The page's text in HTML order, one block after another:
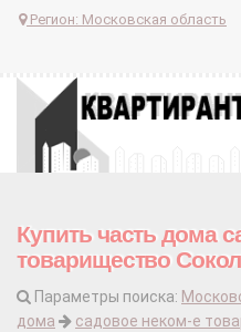
Регион: Московская область
Купить часть дома
товарищество
Параметры поиска:
дома
садовое неком-е